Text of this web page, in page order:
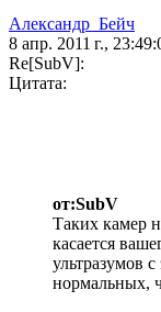
Александр_Бейч
8 апр. 2011 г.,
Re[SubV]:
Цитата:
от:SubV
Таких камер
касается
ультразумов
нормальных,